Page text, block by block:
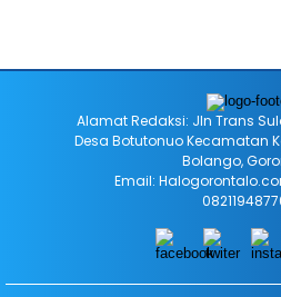
Alamat Redaksi: Jln Trans
Desa Botutonuo Kecamatan
Bolango,
Email: